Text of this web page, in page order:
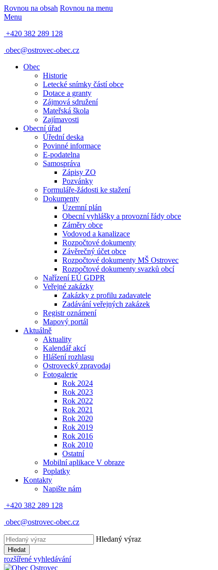
Rovnou na obsah Rovnou na menu
Menu
+420 382 289 128
obec@ostrovec-obec.cz
Obec
Historie
Letecké snímky částí obce
Dotace a granty
Zájmová sdružení
Mateřská škola
Zajímavosti
Obecní úřad
Úřední deska
Povinné informace
E-podatelna
Samospráva
Zápisy ZO
Pozvánky
Formuláře-žádosti ke stažení
Dokumenty
Územní plán
Obecní vyhlášky a provozní řády obce
Záměry obce
Vodovod a kanalizace
Rozpočtové dokumenty
Závěrečný účet obce
Rozpočtové dokumenty MŠ Ostrovec
Rozpočtové dokumenty svazků obcí
Nařízení EÚ GDPR
Veřejné zakázky
Zakázky z profilu zadavatele
Zadávání veřejných zakázek
Registr oznámení
Mapový portál
Aktuálně
Aktuality
Kalendář akcí
Hlášení rozhlasu
Ostrovecký zpravodaj
Fotogalerie
Rok 2024
Rok 2023
Rok 2022
Rok 2021
Rok 2020
Rok 2019
Rok 2016
Rok 2010
Ostatní
Mobilní aplikace V obraze
Poplatky
Kontakty
Napište nám
+420 382 289 128
obec@ostrovec-obec.cz
Hledaný výraz
Hledat
rozšířené vyhledávání